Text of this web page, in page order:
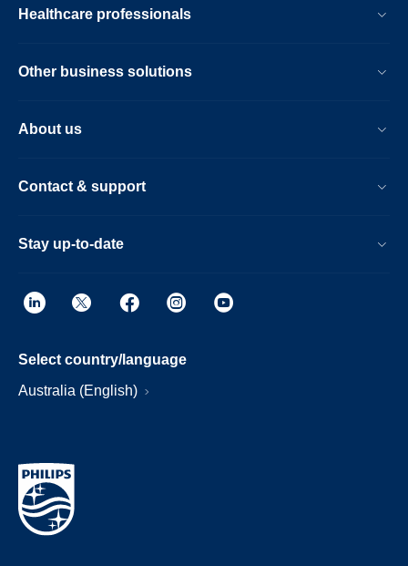
Healthcare professionals
Other business solutions
About us
Contact & support
Stay up-to-date
Select country/language
Australia (English)